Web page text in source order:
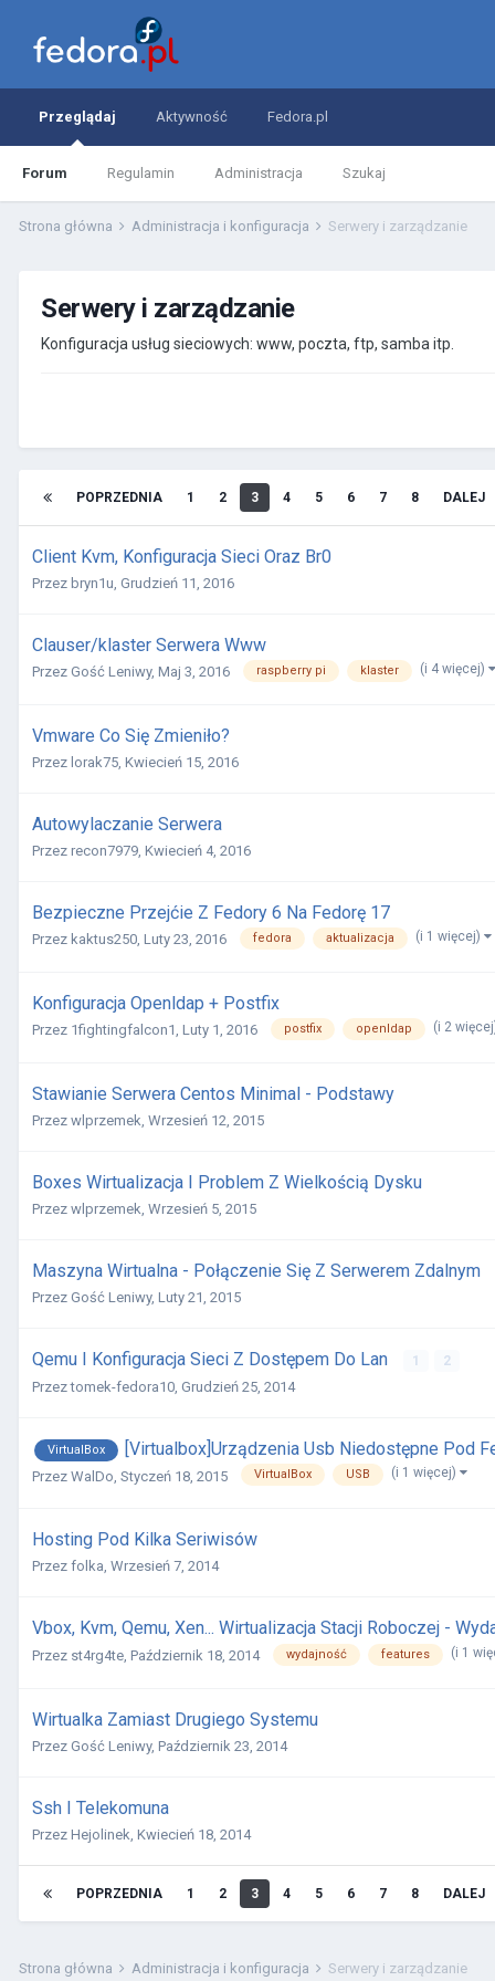
Przeglądaj
Forum Regulamin Administracja Szukaj
Aktywność Fedora.pl
Strona główna Administracja i konfiguracja Serwery i zarządzanie
Serwery i zarządzanie
Konfiguracja usług sieciowych: www, poczta, ftp, samba itp.
POPRZEDNIA 1 2 3 4 5 6 7 8 DALEJ
Client Kvm, Konfiguracja Sieci Oraz Br0
Przez bryn1u, Grudzień 11, 2016
Clauser/klaster Serwera Www
Przez Gość Leniwy, Maj 3, 2016 raspberry pi klaster (i 4 więcej)
Vmware Co Się Zmieniło?
Przez lorak75, Kwiecień 15, 2016
Autowylaczanie Serwera
Przez recon7979, Kwiecień 4, 2016
Bezpieczne Przejćie Z Fedory 6 Na Fedorę 17
Przez kaktus250, Luty 23, 2016 fedora aktualizacja (i 1 więcej)
Konfiguracja Openldap + Postfix
Przez 1fightingfalcon1, Luty 1, 2016 postfix openldap (i 2
Stawianie Serwera Centos Minimal - Podstawy
Przez wlprzemek, Wrzesień 12, 2015
Boxes Wirtualizacja I Problem Z Wielkością Dysku
Przez wlprzemek, Wrzesień 5, 2015
Maszyna Wirtualna - Połączenie Się Z Serwerem Zdalnym
Przez Gość Leniwy, Luty 21, 2015
Qemu I Konfiguracja Sieci Z Dostępem Do Lan 1 2
Przeztomek-fedora10, Grudzień 25, 2014
VirtualBox [Virtualbox]Urządzenia Usb Niedostępne Pod
Przez WalDo Styczeń 18, 2015 VirtualBox USB (i 1 więcej)
Hosting Pod Kilka Seriwisów
Przez folka, Wrzesień 7, 2014
Vbox, Kvm, Qemu, Xen... Wirtualizacja Stacji Roboczej -
Przez st4rg4te, Październik 18, 2014 wydajność features (i 1
Wirtualka Zamiast Drugiego Systemu
Przez Gość Leniwy, Październik 23, 2014
Ssh I Telekomuna
Przez Hejolinek, Kwiecień 18, 2014
POPRZEDNIA 1 2 3 4 5 6 7 8 DALEJ
Strona główna Administracja i konfiguracja Serwery i zarządzanie